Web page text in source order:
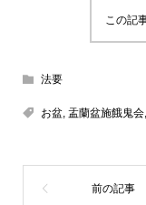
この記
法要
お盆, 盂蘭盆施餓鬼会,